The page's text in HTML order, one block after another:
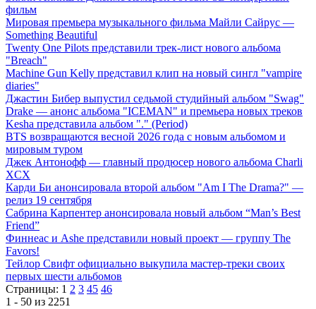
фильм
Мировая премьера музыкального фильма Майли Сайрус —
Something Beautiful
Twenty One Pilots представили трек-лист нового альбома
"Breach"
Machine Gun Kelly представил клип на новый сингл "vampire
diaries"
Джастин Бибер выпустил седьмой студийный альбом "Swag"
Drake — анонс альбома "ICEMAN" и премьера новых треков
Kesha представила альбом "." (Period)
BTS возвращаются весной 2026 года с новым альбомом и
мировым туром
Джек Антонофф — главный продюсер нового альбома Charli
XCX
Карди Би анонсировала второй альбом "Am I The Drama?" —
релиз 19 сентября
Сабрина Карпентер анонсировала новый альбом “Man’s Best
Friend”
Финнеас и Ashe представили новый проект — группу The
Favors!
Тейлор Свифт официально выкупила мастер-треки своих
первых шести альбомов
Страницы: 1 2 3 45 46
1 - 50 из 2251